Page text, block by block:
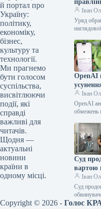
й портал про
Україну:
політику,
економіку,
бізнес,
культуру та
технології.
Ми прагнемо
бути голосом
суспільства,
висвітлюючи
події, які
справді
важливі для
читачів.
Щодня —
актуальні
новини
країни в
одному місці.
Іван
Уряд
Олексія
OpenAI
на
Іван
OpenAI
обмежень
заявила,
Суд
вартою
місяці.
Іван
Суд
60 діб
Copyright © 2026 - Голос